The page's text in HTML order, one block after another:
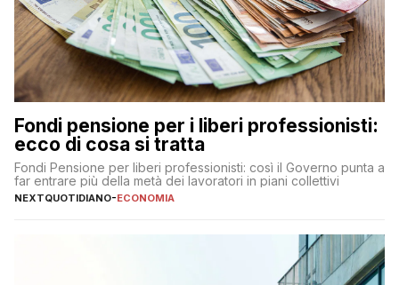
Fondi pensione per i liberi professionisti:
ecco di cosa si tratta
Fondi Pensione per liberi professionisti: così il Governo punta a
far entrare più della metà dei lavoratori in piani collettivi
NEXTQUOTIDIANO-ECONOMIA